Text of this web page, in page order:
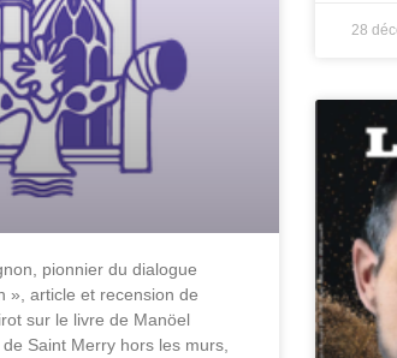
28
pionnier du dialogue
», article et recension de
sur le livre de Manöel
Saint Merry hors les murs,